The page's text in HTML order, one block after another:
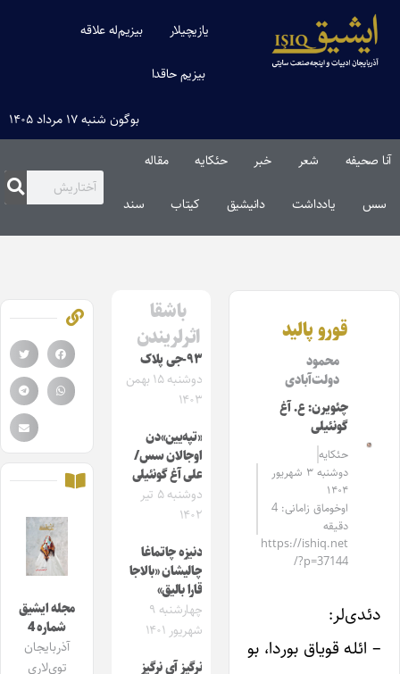
یازیچیلار بیزیم‌له علاقه
بیزیم حاقدا
بوگون شنبه ۱۷ مرداد ۱۴۰۵
آنا صحیفه شعر خبر حئکایه مقاله‌
سس یادداشت دانیشیق کیتاب سند
قورو پالید
محمود
دولت‌آبادی
چئویرن: ع. آغ‌
گونئیلی
حئکایه
دوشنبه ۳ شهریور
۱۴۰۴
اوخوماق زامانی: 4
دقیقه
https://ishiq.net
/?p=37144
دئدی‌لر:
– ائله قویاق بوردا، بو
باشقا
اثرلریندن
۹۳-جی پلاک
دوشنبه ۱۵ بهمن
۱۴۰۳
«تپه‌یین»دن
اوجالان سس/
علی آغ گونئیلی
دوشنبه ۵ تیر
۱۴۰۲
دنیزه چاتماغا
چالیشان «بالاجا
قارا بالیق»
چهارشنبه ۹
شهریور ۱۴۰۱
نرگیز آی نرگیز
مجله ایشیق
شماره 4
آذربایجان
توی‌لاری